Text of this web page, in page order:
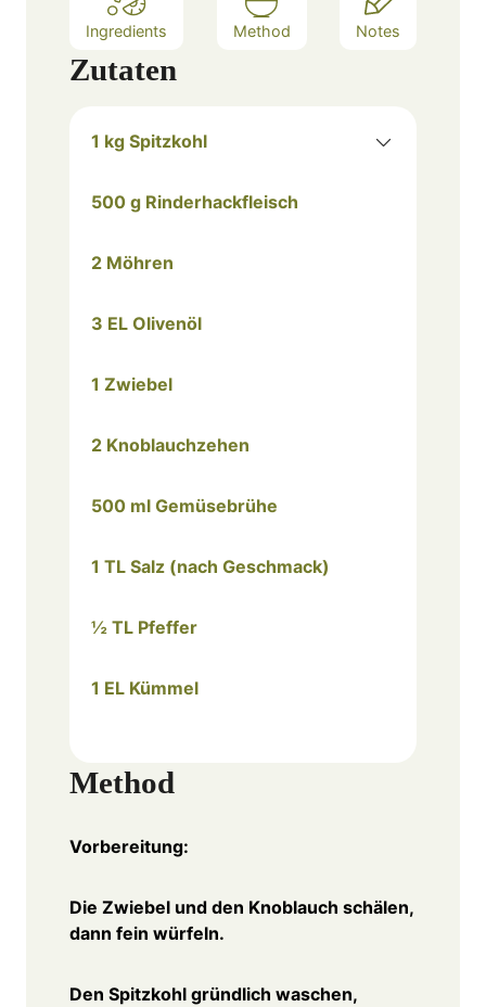
Ingredients Method Notes
Zutaten
1 kg Spitzkohl
500 g Rinderhackfleisch
2 Möhren
3 EL Olivenöl
1 Zwiebel
2 Knoblauchzehen
500 ml Gemüsebrühe
1 TL Salz (nach Geschmack)
½ TL Pfeffer
1 EL Kümmel
Method
Vorbereitung:
Die Zwiebel und den Knoblauch schälen,
dann fein würfeln.
Den Spitzkohl gründlich waschen,